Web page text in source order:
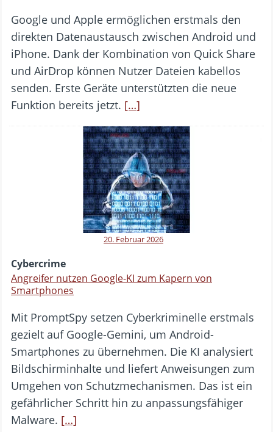
Google und Apple ermöglichen erstmals den
direkten Datenaustausch zwischen Android und
iPhone. Dank der Kombination von Quick Share
und AirDrop können Nutzer Dateien kabellos
senden. Erste Geräte unterstützten die neue
Funktion bereits jetzt. […]
20. Februar 2026
Cybercrime
Angreifer nutzen Google-KI zum Kapern von
Smartphones
Mit PromptSpy setzen Cyberkriminelle erstmals
gezielt auf Google-Gemini, um Android-
Smartphones zu übernehmen. Die KI analysiert
Bildschirminhalte und liefert Anweisungen zum
Umgehen von Schutzmechanismen. Das ist ein
gefährlicher Schritt hin zu anpassungsfähiger
Malware. […]